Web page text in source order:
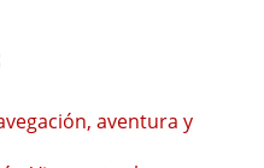
aventura y